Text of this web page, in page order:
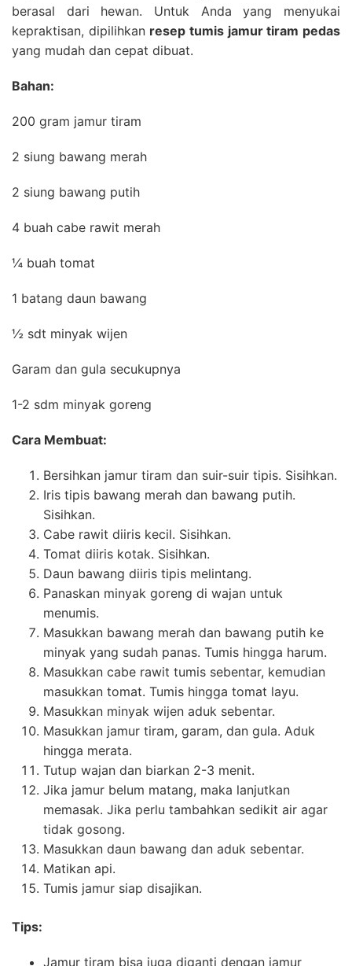
berasal dari hewan. Untuk Anda yang menyukai
kepraktisan, dipilihkan resep tumis jamur tiram pedas
yang mudah dan cepat dibuat.
Bahan:
200 gram jamur tiram
2 siung bawang merah
2 siung bawang putih
4 buah cabe rawit merah
¼ buah tomat
1 batang daun bawang
½ sdt minyak wijen
Garam dan gula secukupnya
1-2 sdm minyak goreng
Cara Membuat:
Bersihkan jamur tiram dan suir-suir tipis. Sisihkan.
Iris tipis bawang merah dan bawang putih.
Sisihkan.
Cabe rawit diiris kecil. Sisihkan.
Tomat diiris kotak. Sisihkan.
Daun bawang diiris tipis melintang.
Panaskan minyak goreng di wajan untuk
menumis.
Masukkan bawang merah dan bawang putih ke
minyak yang sudah panas. Tumis hingga harum.
Masukkan cabe rawit tumis sebentar, kemudian
masukkan tomat. Tumis hingga tomat layu.
Masukkan minyak wijen aduk sebentar.
Masukkan jamur tiram, garam, dan gula. Aduk
hingga merata.
Tutup wajan dan biarkan 2-3 menit.
Jika jamur belum matang, maka lanjutkan
memasak. Jika perlu tambahkan sedikit air agar
tidak gosong.
Masukkan daun bawang dan aduk sebentar.
Matikan api.
Tumis jamur siap disajikan.
Tips:
Jamur tiram bisa juga diganti dengan jamur